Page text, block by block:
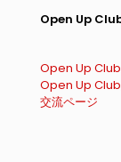
Open Up
Open Up
Open Up
交流ページ